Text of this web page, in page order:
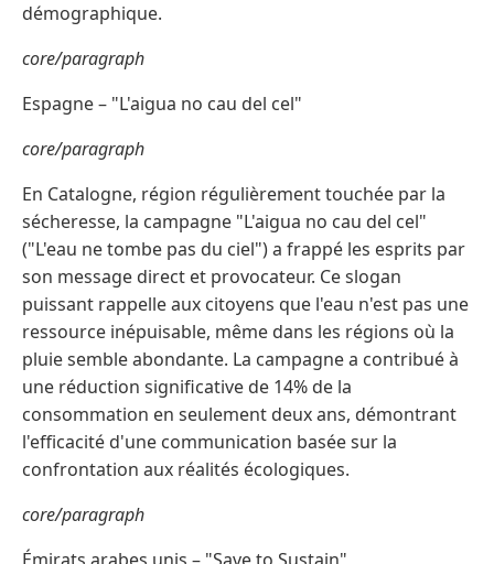
démographique.
core/paragraph
Espagne – "L'aigua no cau del cel"
core/paragraph
En Catalogne, région régulièrement touchée par la
sécheresse, la campagne "L'aigua no cau del cel"
("L'eau ne tombe pas du ciel") a frappé les esprits par
son message direct et provocateur. Ce slogan
puissant rappelle aux citoyens que l'eau n'est pas une
ressource inépuisable, même dans les régions où la
pluie semble abondante. La campagne a contribué à
une réduction significative de 14% de la
consommation en seulement deux ans, démontrant
l'efficacité d'une communication basée sur la
confrontation aux réalités écologiques.
core/paragraph